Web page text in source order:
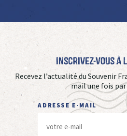
Inscrivez-vous à
Recevez l’actualité du Souvenir
mail une fois
ADRESSE E-MAIL